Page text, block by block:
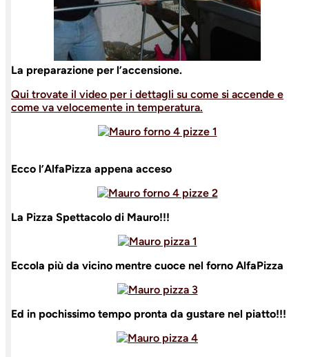
La preparazione per l’accensione.
Qui trovate il video per i dettagli su come si accende e
come va velocemente in temperatura.
Ecco l’AlfaPizza appena acceso
La Pizza Spettacolo di Mauro!!!
Eccola più da vicino mentre cuoce nel forno AlfaPizza
Ed in pochissimo tempo pronta da gustare nel piatto!!!